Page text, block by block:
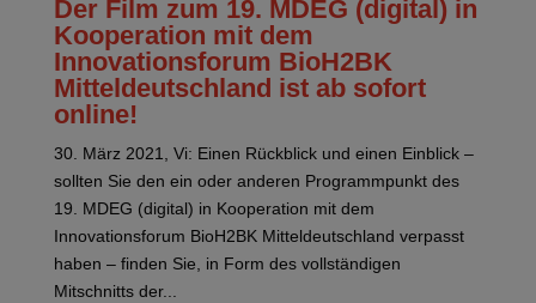
Der Film zum 19. MDEG (digital) in
Kooperation mit dem
Innovationsforum BioH2BK
Mitteldeutschland ist ab sofort
online!
30. März 2021, Vi: Einen Rückblick und einen Einblick –
sollten Sie den ein oder anderen Programmpunkt des
19. MDEG (digital) in Kooperation mit dem
Innovationsforum BioH2BK Mitteldeutschland verpasst
haben – finden Sie, in Form des vollständigen
Mitschnitts der...